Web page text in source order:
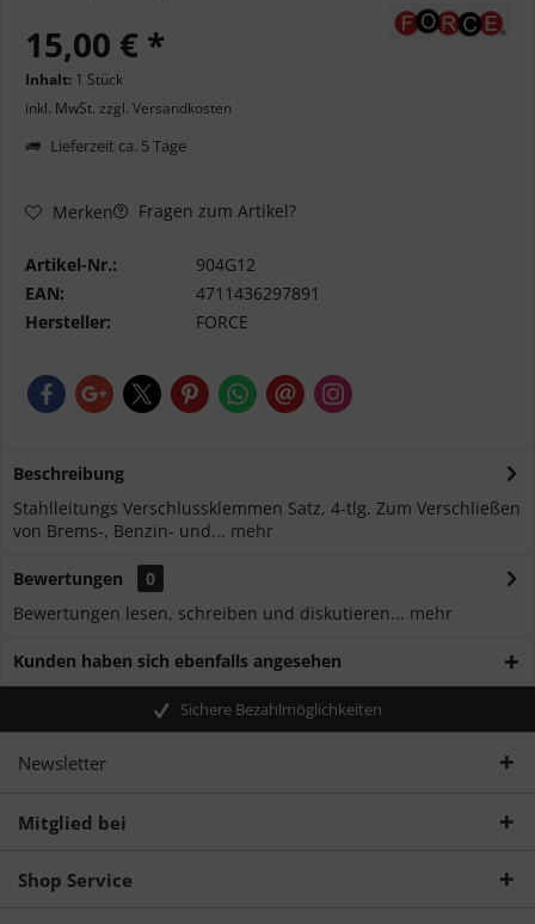
15,00 € *
Inhalt: 1 Stück
inkl. MwSt. zzgl. Versandkosten
Lieferzeit ca. 5 Tage
Merken Fragen zum Artikel?
Artikel-Nr.:
904G12
EAN:
4711436297891
Hersteller:
FORCE
Beschreibung
Stahlleitungs Verschlussklemmen Satz, 4-tlg. Zum Verschließen
von Brems-, Benzin- und... mehr
Bewertungen
0
Bewertungen lesen, schreiben und diskutieren... mehr
Kunden haben sich ebenfalls angesehen
Sichere Bezahlmöglichkeiten
Newsletter
Mitglied bei
Shop Service